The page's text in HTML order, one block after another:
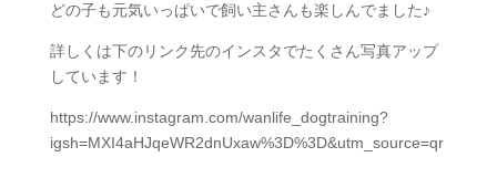
どの子も元気いっぱいで飼い主さんも楽しんでました♪
詳しくは下のリンク先のインスタでたくさん写真アップ
しています！
https://www.instagram.com/wanlife_dogtraining?
igsh=MXI4aHJqeWR2dnUxaw%3D%3D&utm_source=qr